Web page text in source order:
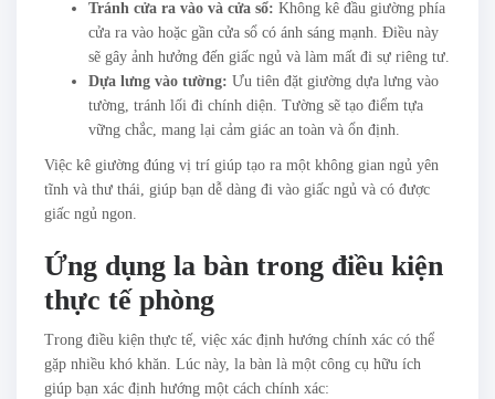
Tránh cửa ra vào và cửa sổ: Không kê đầu giường phía
cửa ra vào hoặc gần cửa sổ có ánh sáng mạnh. Điều này
sẽ gây ảnh hưởng đến giấc ngủ và làm mất đi sự riêng tư.
Dựa lưng vào tường: Ưu tiên đặt giường dựa lưng vào
tường, tránh lối đi chính diện. Tường sẽ tạo điểm tựa
vững chắc, mang lại cảm giác an toàn và ổn định.
Việc kê giường đúng vị trí giúp tạo ra một không gian ngủ yên
tĩnh và thư thái, giúp bạn dễ dàng đi vào giấc ngủ và có được
giấc ngủ ngon.
Ứng dụng la bàn trong điều kiện
thực tế phòng
Trong điều kiện thực tế, việc xác định hướng chính xác có thể
gặp nhiều khó khăn. Lúc này, la bàn là một công cụ hữu ích
giúp bạn xác định hướng một cách chính xác: